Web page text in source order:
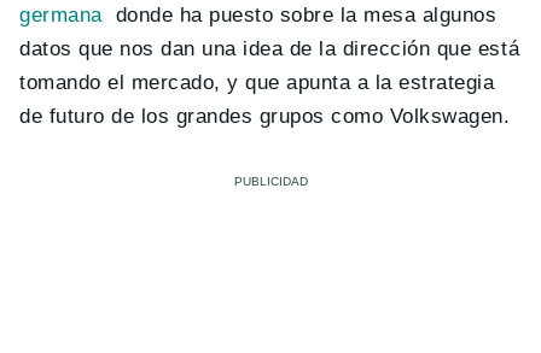
germana donde ha puesto sobre la mesa algunos
datos que nos dan una idea de la dirección que está
tomando el mercado, y que apunta a la estrategia
de futuro de los grandes grupos como Volkswagen.